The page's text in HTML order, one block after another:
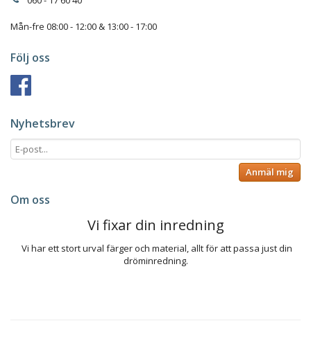
Mån-fre 08:00 - 12:00 & 13:00 - 17:00
Följ oss
Nyhetsbrev
Anmäl mig
Om oss
Vi fixar din inredning
Vi har ett stort urval färger och material, allt för att passa just din
dröminredning.